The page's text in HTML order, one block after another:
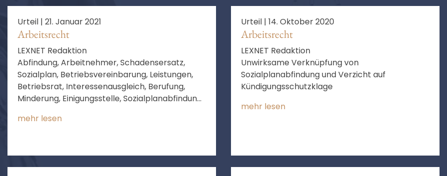
Urteil | 21. Januar 2021
Arbeitsrecht
LEXNET Redaktion
Abfindung, Arbeitnehmer, Schadensersatz,
Sozialplan, Betriebsvereinbarung, Leistungen,
Betriebsrat, Interessenausgleich, Berufung,
Minderung, Einigungsstelle, Sozialplanabfindung,
ungerechtfertigter Bereicherung, Vorbringen
mehr lesen
Urteil | 14. Oktober 2020
Arbeitsrecht
LEXNET Redaktion
Unwirksame Verknüpfung von
Sozialplanabfindung und Verzicht auf
Kündigungsschutzklage
mehr lesen